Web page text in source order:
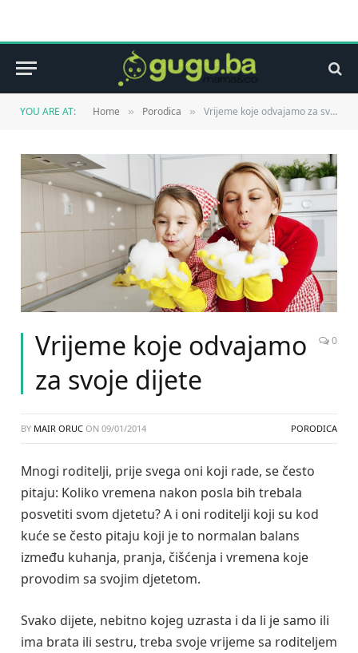
YOU ARE AT: Home » Porodica » Vrijeme koje odvajamo za svoje dijete
Vrijeme koje odvajamo
za svoje dijete
0
BY MAIR ORUC ON 09/01/2014 PORODICA
Mnogi roditelji, prije svega oni koji rade, se često
pitaju: Koliko vremena nakon posla bih trebala
posvetiti svom djetetu? A i oni roditelji koji su kod
kuće se često pitaju koji je to normalan balans
između kuhanja, pranja, čišćenja i vremena koje
provodim sa svojim djetetom.
Svako dijete, nebitno kojeg uzrasta i da li je samo ili
ima brata ili sestru, treba svoje vrijeme sa roditeljem